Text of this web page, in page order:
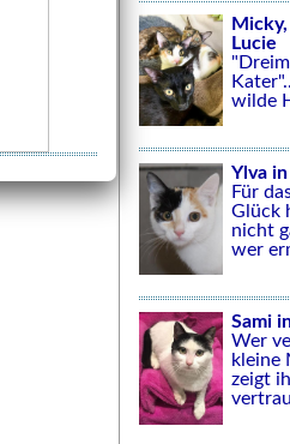
Lucie
wilde
Ylva
Für
Glück
nicht
wer
Sami
Wer
kleine
zeigt